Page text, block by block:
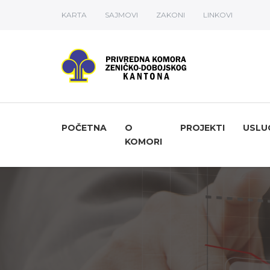
KARTA SAJMOVI ZAKONI LINKOVI
POČETNA
O
KOMORI
PROJEKTI